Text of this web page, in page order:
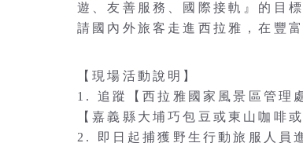
遊、友善服務、國際接軌』的目
請國內外旅客走進西拉雅，在豐
【現場活動說明】
1. 追蹤【西拉雅國家風景區管理
【嘉義縣大埔巧包豆或東山咖啡
2. 即日起捕獲野生行動旅服人員